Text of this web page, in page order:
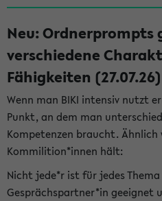
Neu: Ordnerprompts
verschiedene
Fähigkeiten (27.07.26)
Wenn man BIKI intensiv nutzt
Punkt, an dem man
Kompetenzen braucht. Ähnlich
Kommilition*innen hält:
Nicht jede*r ist für jedes
Gesprächspartner*in geeignet